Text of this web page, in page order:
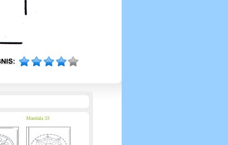
Mandala 33